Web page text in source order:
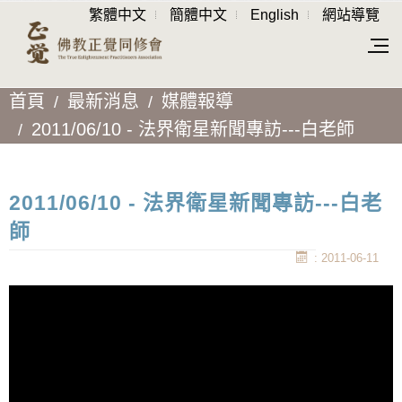
繁體中文 簡體中文 English 網站導覽
首頁 最新消息
媒體報導
2011/06/10 - 法界衛星新聞專訪---白老師
2011/06/10 - 法界衛星新聞專訪---白老
師
: 2011-06-11